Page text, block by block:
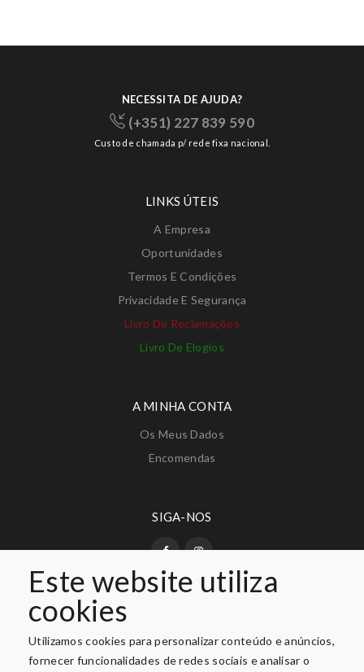
Este website utiliza
cookies
Utilizamos cookies para personalizar conteúdo e anúncios,
fornecer funcionalidades de redes sociais e analisar o
NECESSITA DE AJUDA?
(+351) 227 839 590
Custo de chamada p/ rede fixa nacional.
LINKS ÚTEIS
A Empresa
Oportunidades
Termos E Condições
Privacidade E Segurança
Livro De Reclamações
Livro De Elogios
A MINHA CONTA
Os Meus Dados
Encomendas
SIGA-NOS
PAGAMENTO SEGURO